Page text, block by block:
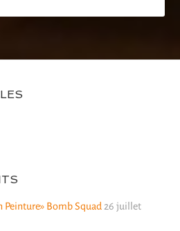
Peinture» Bomb Squad 26 juillet